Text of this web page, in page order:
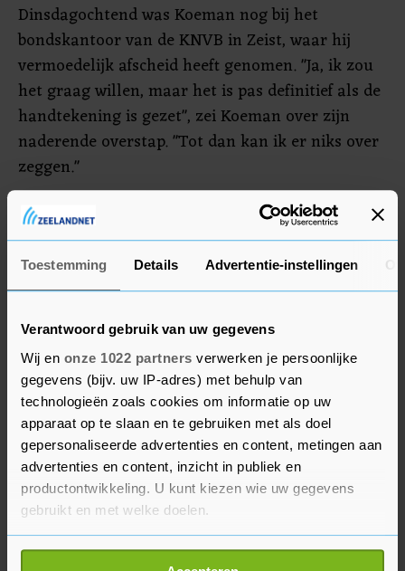
Toestemming Details Advertentie-instellingen
Verantwoord gebruik van uw gegevens
Wij en onze 1022 partners verwerken je persoonlijke
gegevens (bijv. uw IP-adres) met behulp van
technologieën zoals cookies om informatie op uw
apparaat op te slaan en te gebruiken met als doel
gepersonaliseerde advertenties en content, metingen aan
advertenties en content, inzicht in publiek en
productontwikkeling. U kunt kiezen wie uw gegevens
gebruikt en met welke doelen.
Als u het toestaat, willen we ook graag:
Dinsdagochtend was Koeman nog bij het
bondskantoor van de KNVB in Zeist, waar hij
vermoedelijk afscheid heeft genomen. "Ja, ik zou
het graag willen, maar het is pas definitief als de
handtekening is gezet", zei Koeman over zijn
naderende overstap. "Tot dan kan ik er niks over
zeggen."
Maandag werd trainer Quique Setién ontslagen
door FC Barcelona en een dag later volgde het
vertrek van technisch directeur Éric Abidal.